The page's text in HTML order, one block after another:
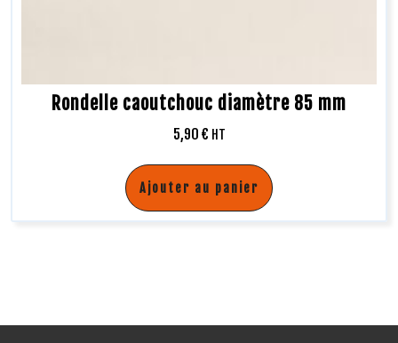
Rondelle caoutchouc diamètre 85 mm
5,90 € HT
Ajouter au panier